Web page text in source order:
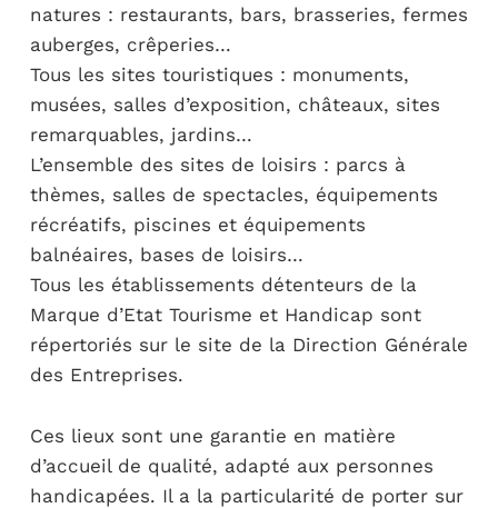
natures : restaurants, bars, brasseries, fermes
auberges, crêperies…
Tous les sites touristiques : monuments,
musées, salles d’exposition, châteaux, sites
remarquables, jardins…
L’ensemble des sites de loisirs : parcs à
thèmes, salles de spectacles, équipements
récréatifs, piscines et équipements
balnéaires, bases de loisirs…
Tous les établissements détenteurs de la
Marque d’Etat Tourisme et Handicap sont
répertoriés sur le site de la Direction Générale
des Entreprises.
Ces lieux sont une garantie en matière
d’accueil de qualité, adapté aux personnes
handicapées. Il a la particularité de porter sur